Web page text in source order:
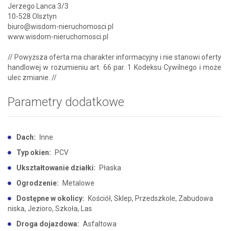
Jerzego Lanca 3/3
10-528 Olsztyn
biuro@wisdom-nieruchomosci.pl
www.wisdom-nieruchomosci.pl
// Powyższa oferta ma charakter informacyjny i nie stanowi oferty
handlowej w rozumieniu art. 66 par. 1 Kodeksu Cywilnego i może
ulec zmianie. //
Parametry dodatkowe
Dach: Inne
Typ okien: PCV
Ukształtowanie działki: Płaska
Ogrodzenie: Metalowe
Dostępne w okolicy: Kościół, Sklep, Przedszkole, Zabudowa
niska, Jezioro, Szkoła, Las
Droga dojazdowa: Asfaltowa